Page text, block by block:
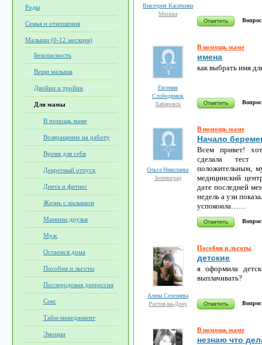
Роды
Семья и отношения
Малыши (0-12 месяцев)
Безопасность
Вещи малыша
Двойни и тройни
Для мамы
В помощь маме
Возвращение на работу
Время для себя
Декретный отпуск
Диета и фитнес
Жизнь с малышом
Мамины друзья
Муж
Остаемся дома
Пособия и льготы
Послеродовая депрессия
Секс
Тайм-менеджмент
Эмоции
Виктория Касаткина
Москва
Вопрос
Евгения
Слободянюк
Хабаровск
В помощь маме
имена
как выбрать имя
Вопрос
Ольга Николаева
Зеленоград
В помощь маме
Начало
Всем привет!
сделала тест
положительным,
медицинский
дате последней
недель а узи
успокоила……
Вопрос
Алена Селезнева
Ростов-на-Дону
Пособия и льготы
детские
я оформила
выплачивать?
Вопрос
В помощь маме
незнаю что